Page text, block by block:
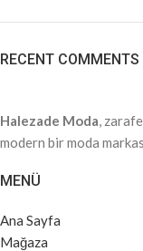
RECENT COMMENTS
Halezade Moda,
modern bir moda
MENÜ
Ana Sayfa
Mağaza